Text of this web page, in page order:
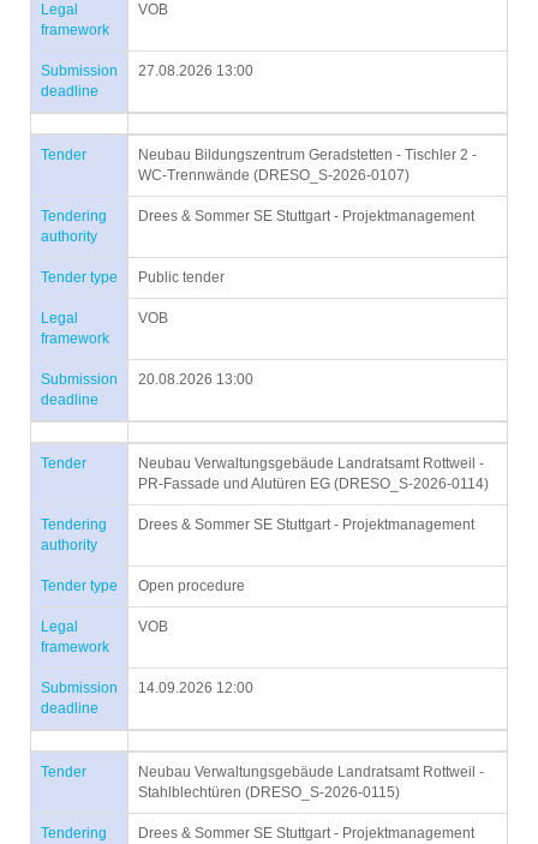
Legal
framework
VOB
Submission
deadline
27.08.2026 13:00
Tender
Neubau Bildungszentrum Geradstetten - Tischler 2 -
WC-Trennwände (DRESO_S-2026-0107)
Tendering
authority
Drees & Sommer SE Stuttgart - Projektmanagement
Tender type Public tender
Legal
framework
VOB
Submission
deadline
20.08.2026 13:00
Tender
Neubau Verwaltungsgebäude Landratsamt Rottweil -
PR-Fassade und Alutüren EG (DRESO_S-2026-0114)
Tendering
authority
Drees & Sommer SE Stuttgart - Projektmanagement
Tender type Open procedure
Legal
framework
VOB
Submission
deadline
14.09.2026 12:00
Tender
Neubau Verwaltungsgebäude Landratsamt Rottweil -
Stahlblechtüren (DRESO_S-2026-0115)
Tendering
Drees & Sommer SE Stuttgart - Projektmanagement